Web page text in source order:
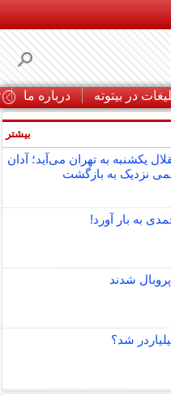
در بیتوته درباره ما
یکشنبه به تهران می‌آید؛ آدان
نزدیک به بازگشت
به بار آورد!
شدند
شد؟
بیشتر